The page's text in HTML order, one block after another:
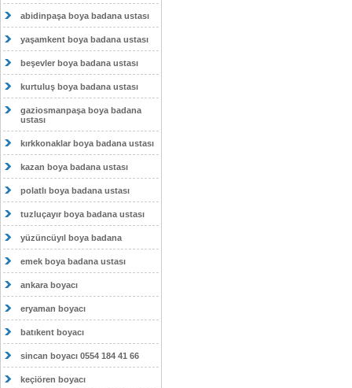
abidinpaşa boya badana ustası
yaşamkent boya badana ustası
beşevler boya badana ustası
kurtuluş boya badana ustası
gaziosmanpaşa boya badana
ustası
kırkkonaklar boya badana ustası
kazan boya badana ustası
polatlı boya badana ustası
tuzluçayır boya badana ustası
yüzüncüyıl boya badana
emek boya badana ustası
ankara boyacı
eryaman boyacı
batıkent boyacı
sincan boyacı 0554 184 41 66
keçiören boyacı